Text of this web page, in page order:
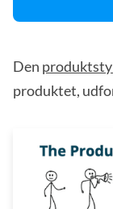
Den
produktet,